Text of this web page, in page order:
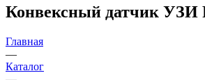
Конвексный датчик УЗИ
Главная
—
Каталог